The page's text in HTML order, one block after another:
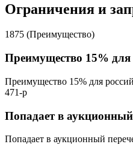
Ограничения и
1875 (Преимущество)
Преимущество 15% для
Преимущество 15% для
471-р
Попадает в
Попадает в аукционный